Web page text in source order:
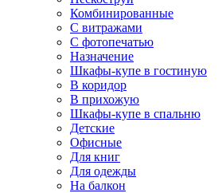
Комбинированные
С витражами
С фотопечатью
Назначение
Шкафы-купе в гостиную
В коридор
В прихожую
Шкафы-купе в спальню
Детские
Офисные
Для книг
Для одежды
На балкон